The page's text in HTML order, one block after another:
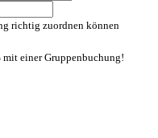
richtig zuordnen können
mit einer Gruppenbuchung!